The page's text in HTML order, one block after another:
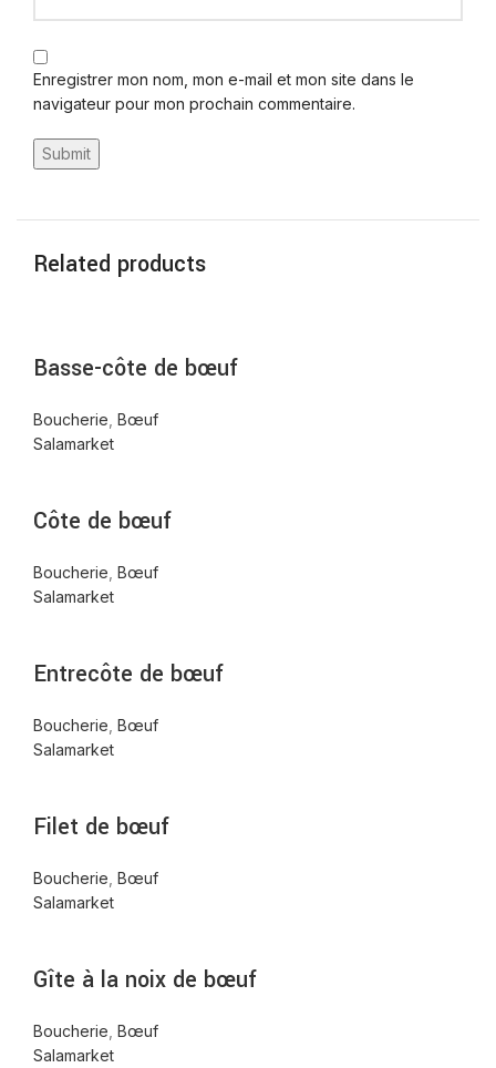
Enregistrer mon nom, mon e-mail et mon site dans le
navigateur pour mon prochain commentaire.
Related products
Basse-côte de bœuf
Boucherie Bœuf
Salamarket
Côte de bœuf
Boucherie Bœuf
Salamarket
Entrecôte de bœuf
Boucherie Bœuf
Salamarket
Filet de bœuf
Boucherie Bœuf
Salamarket
Gîte à la noix de bœuf
Boucherie Bœuf
Salamarket